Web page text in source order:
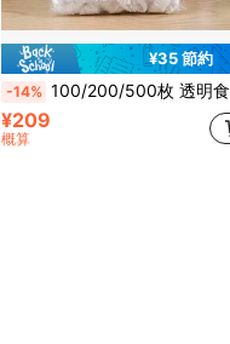
¥35 節約
-14% 100/200/500枚 透明食品ラップ、使い捨て弾性シーリングフィルム、キッチン、レストラン、アウトドアBBQ、ピクニックに適し、食品を新鮮に保ち、臭いを防ぎ、家庭に必須、ダストカバーとしても使用可能、ユニバーサルラップ
¥209
概算